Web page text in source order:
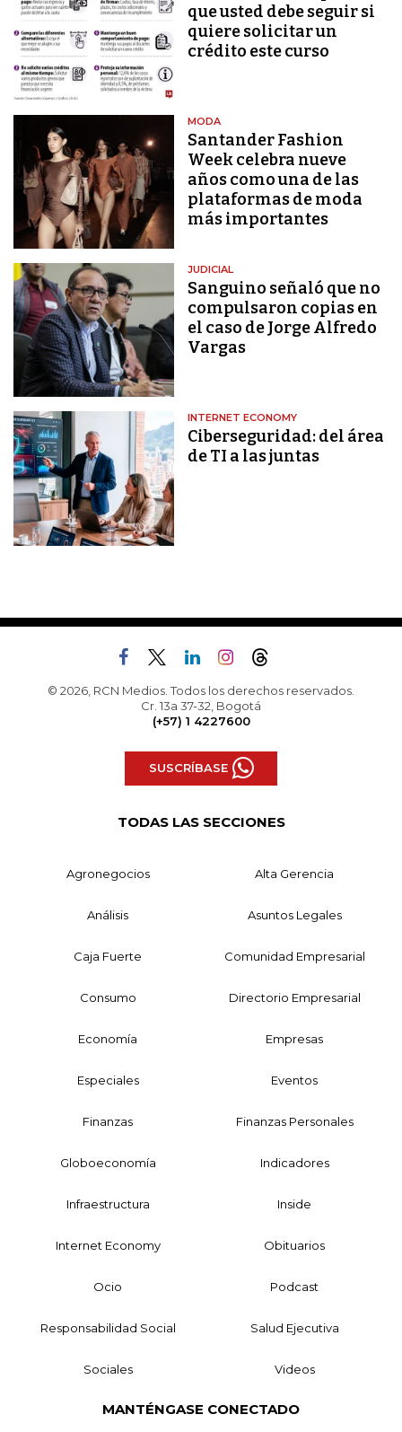
que usted debe seguir si
quiere solicitar un
crédito este curso
MODA
Santander Fashion
Week celebra nueve
años como una de las
plataformas de moda
más importantes
JUDICIAL
Sanguino señaló que no
compulsaron copias en
el caso de Jorge Alfredo
Vargas
INTERNET ECONOMY
Ciberseguridad: del área
de TI a las juntas
© 2026, RCN Medios. Todos los derechos reservados.
Cr. 13a 37-32, Bogotá
(+57) 1 4227600
SUSCRÍBASE
TODAS LAS SECCIONES
Agronegocios Alta Gerencia
Análisis Asuntos Legales
Caja Fuerte Comunidad Empresarial
Consumo Directorio Empresarial
Economía Empresas
Especiales Eventos
Finanzas Finanzas Personales
Globoeconomía Indicadores
Infraestructura Inside
Internet Economy Obituarios
Ocio Podcast
Responsabilidad Social Salud Ejecutiva
Sociales Videos
MANTÉNGASE CONECTADO